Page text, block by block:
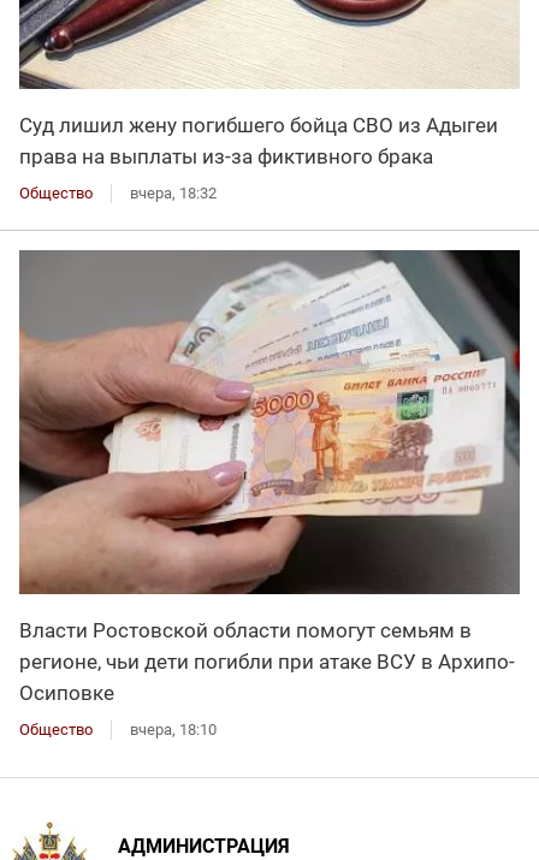
Суд лишил жену погибшего бойца СВО из Адыгеи
права на выплаты из-за фиктивного брака
Общество вчера, 18:32
Власти Ростовской области помогут семьям в
регионе, чьи дети погибли при атаке ВСУ в Архипо-
Осиповке
Общество вчера, 18:10
АДМИНИСТРАЦИЯ